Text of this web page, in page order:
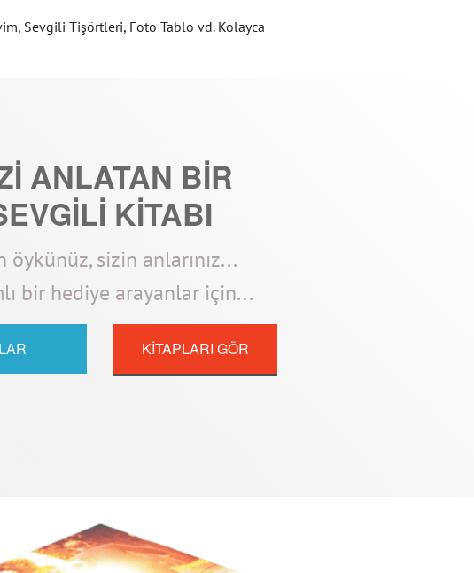
Sevgili Tişörtleri, Foto Tablo vd. Kolayca
ANLATAN BİR
KİTABI
öykünüz, sizin anlarınız...
bir hediye arayanlar için...
KİTAPLARI GÖR